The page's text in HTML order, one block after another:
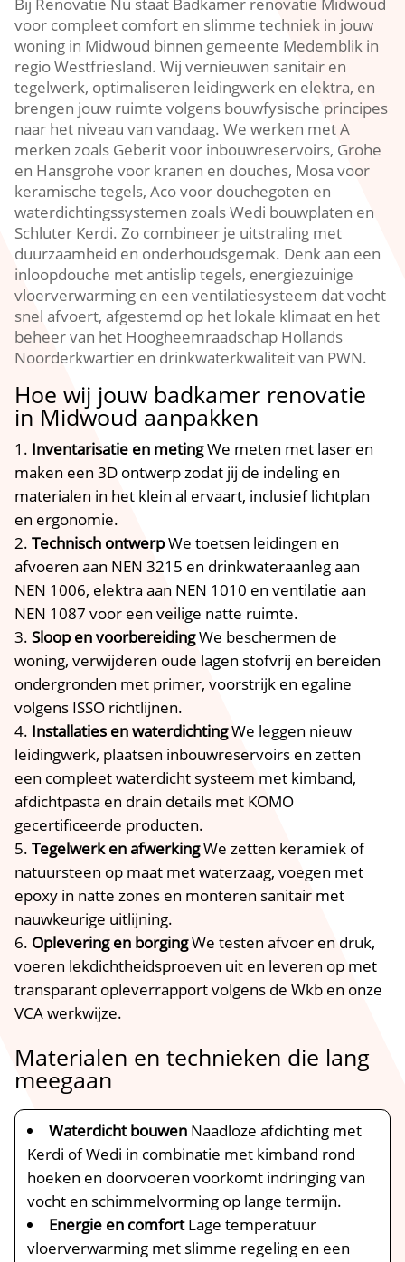
voor compleet comfort en slimme techniek in jouw
woning in Midwoud binnen gemeente Medemblik in
regio Westfriesland.​ Wij vernieuwen sanitair en
tegelwerk, optimaliseren leidingwerk en elektra, en
brengen jouw ruimte volgens bouwfysische principes
naar het niveau van vandaag.​ We werken met A
merken zoals Geberit voor inbouwreservoirs, Grohe
en Hansgrohe voor kranen en douches, Mosa voor
keramische tegels, Aco voor douchegoten en
waterdichtingssystemen zoals Wedi bouwplaten en
Schluter Kerdi.​ Zo combineer je uitstraling met
duurzaamheid en onderhoudsgemak.​ Denk aan een
inloopdouche met antislip tegels, energiezuinige
vloerverwarming en een ventilatiesysteem dat vocht
snel afvoert, afgestemd op het lokale klimaat en het
beheer van het Hoogheemraadschap Hollands
Noorderkwartier en drinkwaterkwaliteit van PWN.​
Hoe wij jouw badkamer renovatie
in Midwoud aanpakken
Inventarisatie en metingWe meten met laser en
maken een 3D ontwerp zodat jij de indeling en
materialen in het klein al ervaart, inclusief lichtplan
en ergonomie.​
Technisch ontwerpWe toetsen leidingen en
afvoeren aan NEN 3215 en drinkwateraanleg aan
NEN 1006, elektra aan NEN 1010 en ventilatie aan
NEN 1087 voor een veilige natte ruimte.​
Sloop en voorbereidingWe beschermen de
woning, verwijderen oude lagen stofvrij en bereiden
ondergronden met primer, voorstrijk en egaline
volgens ISSO richtlijnen.​
Installaties en waterdichtingWe leggen nieuw
leidingwerk, plaatsen inbouwreservoirs en zetten
een compleet waterdicht systeem met kimband,
afdichtpasta en drain details met KOMO
gecertificeerde producten.​
Tegelwerk en afwerkingWe zetten keramiek of
natuursteen op maat met waterzaag, voegen met
epoxy in natte zones en monteren sanitair met
nauwkeurige uitlijning.​
Oplevering en borgingWe testen afvoer en druk,
voeren lekdichtheidsproeven uit en leveren op met
transparant opleverrapport volgens de Wkb en onze
VCA werkwijze.​
Materialen en technieken die lang
meegaan
Waterdicht bouwen Naadloze afdichting met
Kerdi of Wedi in combinatie met kimband rond
hoeken en doorvoeren voorkomt indringing van
vocht en schimmelvorming op lange termijn.​
Energie en comfortLage temperatuur
vloerverwarming met slimme regeling en een